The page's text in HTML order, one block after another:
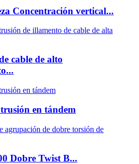
Concentración vertical...
cable de alto
en tándem
Dobre Twist B...